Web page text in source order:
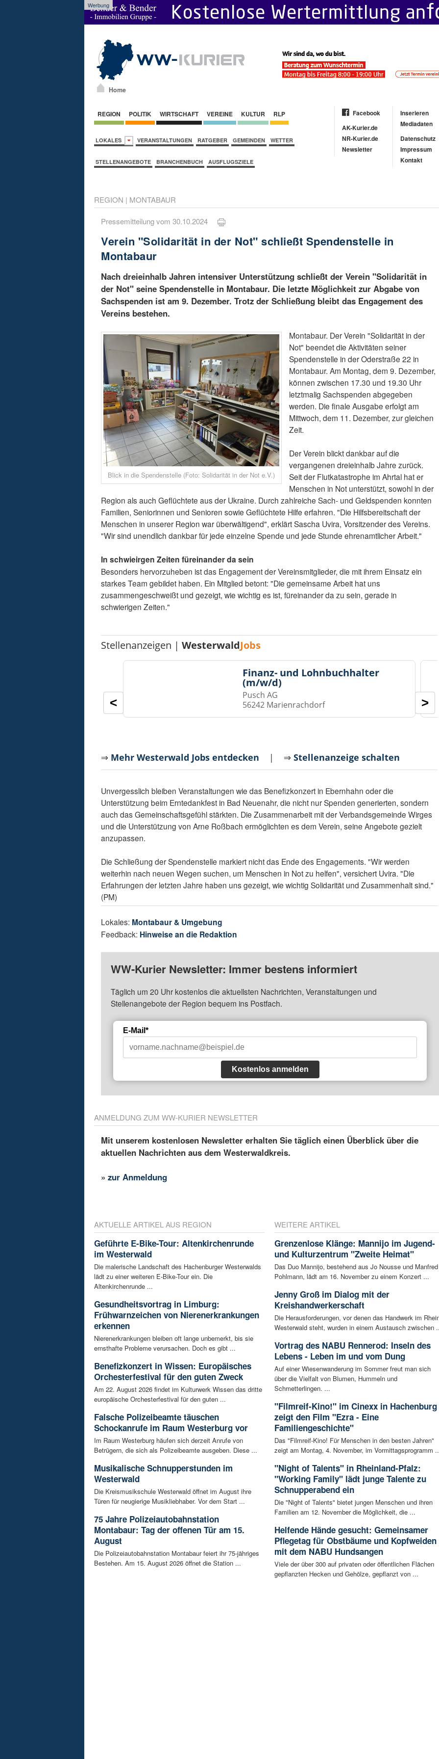
Werbung
Home
REGION POLITIK WIRTSCHAFT VEREINE KULTUR RLP
LOKALES VERANSTALTUNGEN RATGEBER GEMEINDEN WETTER
STELLENANGEBOTE BRANCHENBUCH AUSFLUGSZIELE
Facebook
AK-Kurier.de
NR-Kurier.de
Newsletter
Inserieren
Mediadaten
Datenschutz
Impressum
Kontakt
REGION | MONTABAUR
Pressemitteilung vom 30.10.2024
Verein "Solidarität in der Not" schließt Spendenstelle in
Montabaur
Nach dreieinhalb Jahren intensiver Unterstützung schließt der Verein "Solidarität in
der Not" seine Spendenstelle in Montabaur. Die letzte Möglichkeit zur Abgabe von
Sachspenden ist am 9. Dezember. Trotz der Schließung bleibt das Engagement des
Vereins bestehen.
Blick in die Spendenstelle (Foto: Solidarität in der Not e.V.)
Montabaur. Der Verein "Solidarität in der
Not" beendet die Aktivitäten seiner
Spendenstelle in der Oderstraße 22 in
Montabaur. Am Montag, dem 9. Dezember,
können zwischen 17.30 und 19.30 Uhr
letztmalig Sachspenden abgegeben
werden. Die finale Ausgabe erfolgt am
Mittwoch, dem 11. Dezember, zur gleichen
Zeit.
Der Verein blickt dankbar auf die
vergangenen dreieinhalb Jahre zurück.
Seit der Flutkatastrophe im Ahrtal hat er
Menschen in Not unterstützt, sowohl in der
Region als auch Geflüchtete aus der Ukraine. Durch zahlreiche Sach- und Geldspenden konnten
Familien, Seniorinnen und Senioren sowie Geflüchtete Hilfe erfahren. "Die Hilfsbereitschaft der
Menschen in unserer Region war überwältigend", erklärt Sascha Uvira, Vorsitzender des Vereins.
"Wir sind unendlich dankbar für jede einzelne Spende und jede Stunde ehrenamtlicher Arbeit."
In schwieirgen Zeiten füreinander da sein
Besonders hervorzuheben ist das Engagement der Vereinsmitglieder, die mit ihrem Einsatz ein
starkes Team gebildet haben. Ein Mitglied betont: "Die gemeinsame Arbeit hat uns
zusammengeschweißt und gezeigt, wie wichtig es ist, füreinander da zu sein, gerade in
schwierigen Zeiten."
Stellenanzeigen |WesterwaldJobs
Finanz- und Lohnbuchhalter
(m/w/d)
Pusch AG
56242 Marienrachdorf
< >
⇒ Mehr Westerwald Jobs entdecken | ⇒Stellenanzeige schalten
Unvergesslich bleiben Veranstaltungen wie das Benefizkonzert in Ebernhahn oder die
Unterstützung beim Erntedankfest in Bad Neuenahr, die nicht nur Spenden generierten, sondern
auch das Gemeinschaftsgefühl stärkten. Die Zusammenarbeit mit der Verbandsgemeinde Wirges
und die Unterstützung von Arne Roßbach ermöglichten es dem Verein, seine Angebote gezielt
anzupassen.
Die Schließung der Spendenstelle markiert nicht das Ende des Engagements. "Wir werden
weiterhin nach neuen Wegen suchen, um Menschen in Not zu helfen", versichert Uvira. "Die
Erfahrungen der letzten Jahre haben uns gezeigt, wie wichtig Solidarität und Zusammenhalt sind."
(PM)
Lokales: Montabaur & Umgebung
Feedback: Hinweise an die Redaktion
WW-Kurier Newsletter: Immer bestens informiert
Täglich um 20 Uhr kostenlos die aktuellsten Nachrichten, Veranstaltungen und
Stellenangebote der Region bequem ins Postfach.
E-Mail*
Kostenlos anmelden
ANMELDUNG ZUM WW-KURIER NEWSLETTER
Mit unserem kostenlosen Newsletter erhalten Sie täglich einen Überblick über die
aktuellen Nachrichten aus dem Westerwaldkreis.
»zur Anmeldung
AKTUELLE ARTIKEL AUS REGION
Geführte E-Bike-Tour: Altenkirchenrunde
im Westerwald
Die malerische Landschaft des Hachenburger Westerwalds
lädt zu einer weiteren E-Bike-Tour ein. Die
Altenkirchenrunde ...
Gesundheitsvortrag in Limburg:
Frühwarnzeichen von Nierenerkrankungen
erkennen
Nierenerkrankungen bleiben oft lange unbemerkt, bis sie
ernsthafte Probleme verursachen. Doch es gibt ...
Benefizkonzert in Wissen: Europäisches
Orchesterfestival für den guten Zweck
Am 22. August 2026 findet im Kulturwerk Wissen das dritte
europäische Orchesterfestival für den guten ...
Falsche Polizeibeamte täuschen
Schockanrufe im Raum Westerburg vor
Im Raum Westerburg häufen sich derzeit Anrufe von
Betrügern, die sich als Polizeibeamte ausgeben. Diese ...
Musikalische Schnupperstunden im
Westerwald
Die Kreismusikschule Westerwald öffnet im August ihre
Türen für neugierige Musikliebhaber. Vor dem Start ...
75 Jahre Polizeiautobahnstation
Montabaur: Tag der offenen Tür am 15.
August
Die Polizeiautobahnstation Montabaur feiert ihr 75-jähriges
Bestehen. Am 15. August 2026 öffnet die Station ...
WEITERE ARTIKEL
Grenzenlose Klänge: Mannijo im Jugend-
und Kulturzentrum "Zweite Heimat"
Das Duo Mannijo, bestehend aus Jo Nousse und Manfred
Pohlmann, lädt am 16. November zu einem Konzert ...
Jenny Groß im Dialog mit der
Kreishandwerkerschaft
Die Herausforderungen, vor denen das Handwerk im
Westerwald steht, wurden in einem Austausch zwischen
Vortrag des NABU Rennerod: Inseln des
Lebens - Leben im und vom Dung
Auf einer Wiesenwanderung im Sommer freut man sich
über die Vielfalt von Blumen, Hummeln und
Schmetterlingen. ...
"Filmreif-Kino!" im Cinexx in Hachenburg
zeigt den Film "Ezra - Eine
Familiengeschichte"
Das "Filmreif-Kino! Für Menschen in den besten Jahren"
zeigt am Montag, 4. November, im Vormittagsprogramm
"Night of Talents" in Rheinland-Pfalz:
"Working Family" lädt junge Talente zu
Schnupperabend ein
Die "Night of Talents" bietet jungen Menschen und ihren
Familien am 12. November die Möglichkeit, die ...
Helfende Hände gesucht: Gemeinsamer
Pflegetag für Obstbäume und Kopfweiden
mit dem NABU Hundsangen
Viele der über 300 auf privaten oder öffentlichen Flächen
gepflanzten Hecken und Gehölze, gepflanzt von ...